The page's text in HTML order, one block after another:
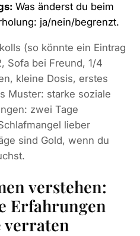
Was änderst du beim
ja/nein/begrenzt.
(so könnte ein Eintrag
Sofa bei Freund, 1/4
kleine Dosis, erstes
Muster: starke soziale
zwei Tage
lieber
sind Gold, wenn du
verstehen:
Erfahrungen
verraten